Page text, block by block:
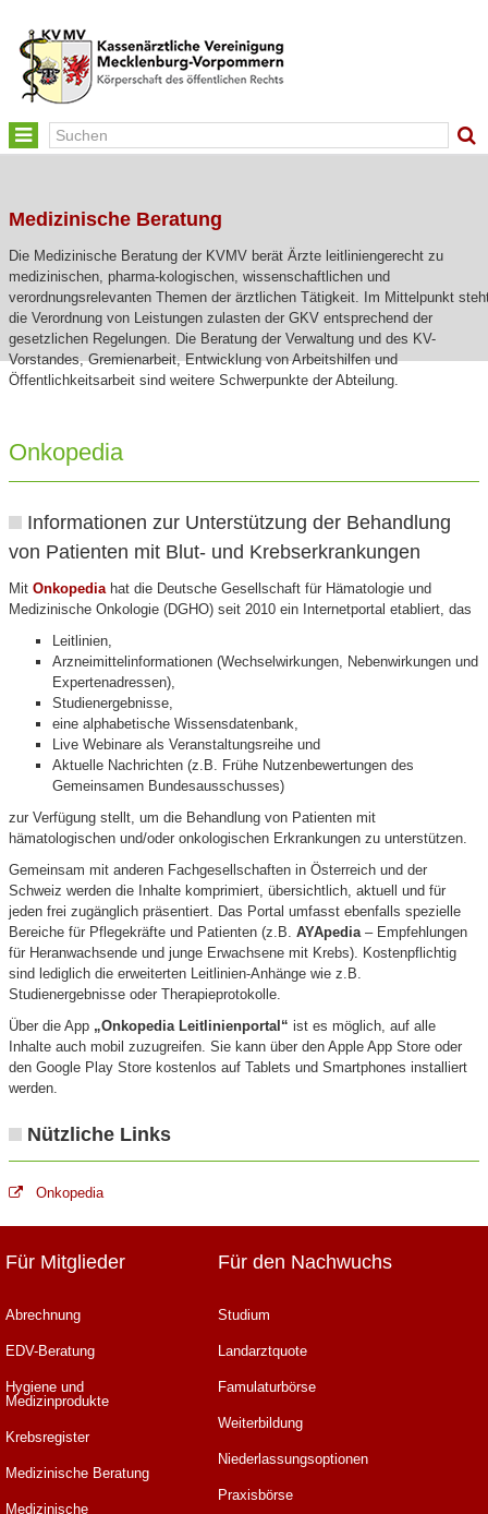
Toggle
navigation
Medizinische Beratung
Die Medizinische Beratung der KVMV berät Ärzte leitliniengerecht zu
medizinischen, pharma-kologischen, wissenschaftlichen und
verordnungsrelevanten Themen der ärztlichen Tätigkeit. Im Mittelpunkt
die Verordnung von Leistungen zulasten der GKV entsprechend der
gesetzlichen Regelungen. Die Beratung der Verwaltung und des KV-
Vorstandes, Gremienarbeit, Entwicklung von Arbeitshilfen und
Öffentlichkeitsarbeit sind weitere Schwerpunkte der Abteilung.
Onkopedia
Informationen zur Unterstützung der Behandlung
von Patienten mit Blut- und Krebserkrankungen
Mit Onkopediahat die Deutsche Gesellschaft für Hämatologie und
Medizinische Onkologie (DGHO) seit 2010 ein Internetportal etabliert, das
Leitlinien,
Arzneimittelinformationen (Wechselwirkungen, Nebenwirkungen und
Expertenadressen),
Studienergebnisse,
eine alphabetische Wissensdatenbank,
Live Webinare als Veranstaltungsreihe und
Aktuelle Nachrichten (z.B. Frühe Nutzenbewertungen des
Gemeinsamen Bundesausschusses)
zur Verfügung stellt, um die Behandlung von Patienten mit
hämatologischen und/oder onkologischen Erkrankungen zu unterstützen.
Gemeinsam mit anderen Fachgesellschaften in Österreich und der
Schweiz werden die Inhalte komprimiert, übersichtlich, aktuell und für
jeden frei zugänglich präsentiert. Das Portal umfasst ebenfalls spezielle
Bereiche für Pflegekräfte und Patienten (z.B. AYApedia– Empfehlungen
für Heranwachsende und junge Erwachsene mit Krebs). Kostenpflichtig
sind lediglich die erweiterten Leitlinien-Anhänge wie z.B.
Studienergebnisse oder Therapieprotokolle.
Über die App „Onkopedia Leitlinienportal“ ist es möglich, auf alle
Inhalte auch mobil zuzugreifen. Sie kann über den Apple App Store oder
den Google Play Store kostenlos auf Tablets und Smartphones installiert
werden.
Nützliche Links
Onkopedia
Für Mitglieder
Abrechnung
EDV-Beratung
Hygiene und
Medizinprodukte
Krebsregister
Medizinische Beratung
Medizinische
Für den Nachwuchs
Studium
Landarztquote
Famulaturbörse
Weiterbildung
Niederlassungsoptionen
Praxisbörse